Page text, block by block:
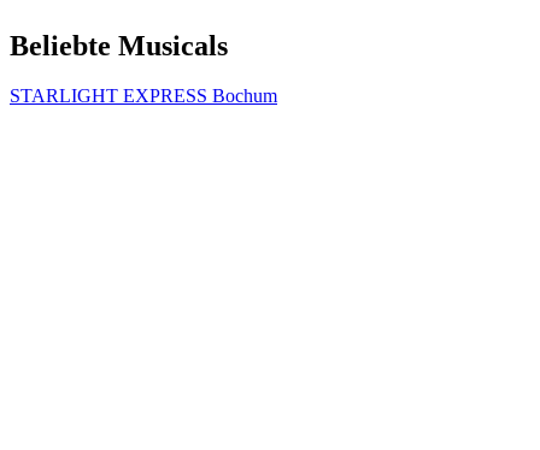
Beliebte Musicals
STARLIGHT EXPRESS Bochum